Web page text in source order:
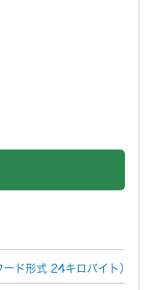
ド形式 24キロバイト）